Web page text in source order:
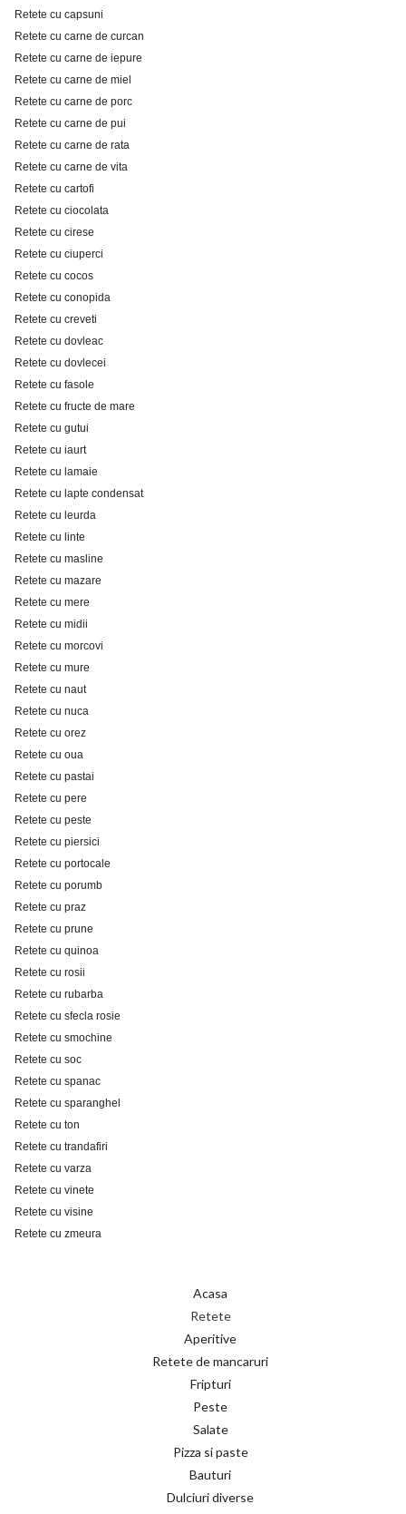
Retete cu capsuni
Retete cu carne de curcan
Retete cu carne de iepure
Retete cu carne de miel
Retete cu carne de porc
Retete cu carne de pui
Retete cu carne de rata
Retete cu carne de vita
Retete cu cartofi
Retete cu ciocolata
Retete cu cirese
Retete cu ciuperci
Retete cu cocos
Retete cu conopida
Retete cu creveti
Retete cu dovleac
Retete cu dovlecei
Retete cu fasole
Retete cu fructe de mare
Retete cu gutui
Retete cu iaurt
Retete cu lamaie
Retete cu lapte condensat
Retete cu leurda
Retete cu linte
Retete cu masline
Retete cu mazare
Retete cu mere
Retete cu midii
Retete cu morcovi
Retete cu mure
Retete cu naut
Retete cu nuca
Retete cu orez
Retete cu oua
Retete cu pastai
Retete cu pere
Retete cu peste
Retete cu piersici
Retete cu portocale
Retete cu porumb
Retete cu praz
Retete cu prune
Retete cu quinoa
Retete cu rosii
Retete cu rubarba
Retete cu sfecla rosie
Retete cu smochine
Retete cu soc
Retete cu spanac
Retete cu sparanghel
Retete cu ton
Retete cu trandafiri
Retete cu varza
Retete cu vinete
Retete cu visine
Retete cu zmeura
Acasa
Retete
Aperitive
Retete de mancaruri
Fripturi
Peste
Salate
Pizza si paste
Bauturi
Dulciuri diverse